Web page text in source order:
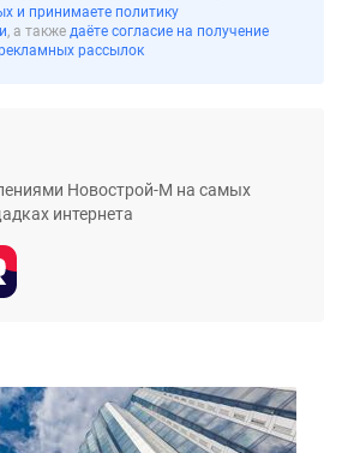
и принимаете политику
, а также даёте согласие на получение
рассылок
Новострой-М на самых
интернета